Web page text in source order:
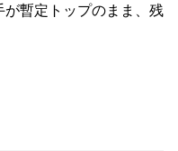
が暫定トップのまま、残